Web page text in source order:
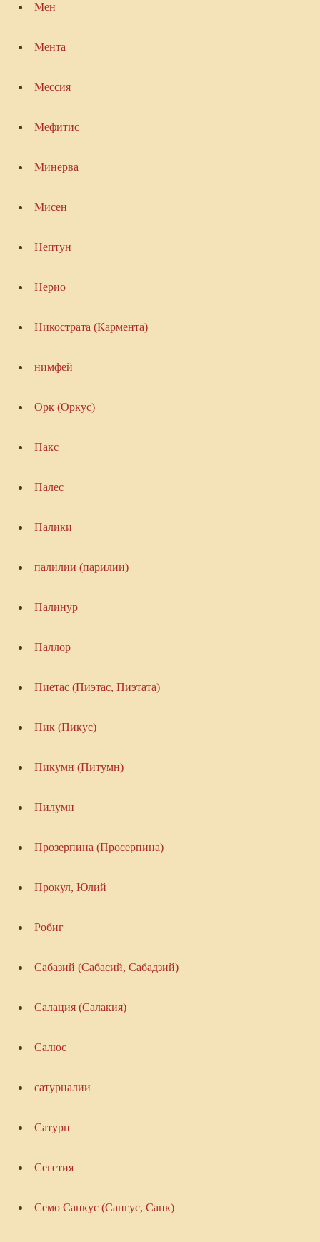
Мен
Мента
Мессия
Мефитис
Минерва
Мисен
Нептун
Нерио
Никострата (Кармента)
нимфей
Орк (Оркус)
Пакс
Палес
Палики
палилии (парилии)
Палинур
Паллор
Пиетас (Пиэтас, Пиэтата)
Пик (Пикус)
Пикумн (Питумн)
Пилумн
Прозерпина (Просерпина)
Прокул, Юлий
Робиг
Сабазий (Сабасий, Сабадзий)
Салация (Салакия)
Салюс
сатурналии
Сатурн
Сегетия
Семо Санкус (Сангус, Санк)